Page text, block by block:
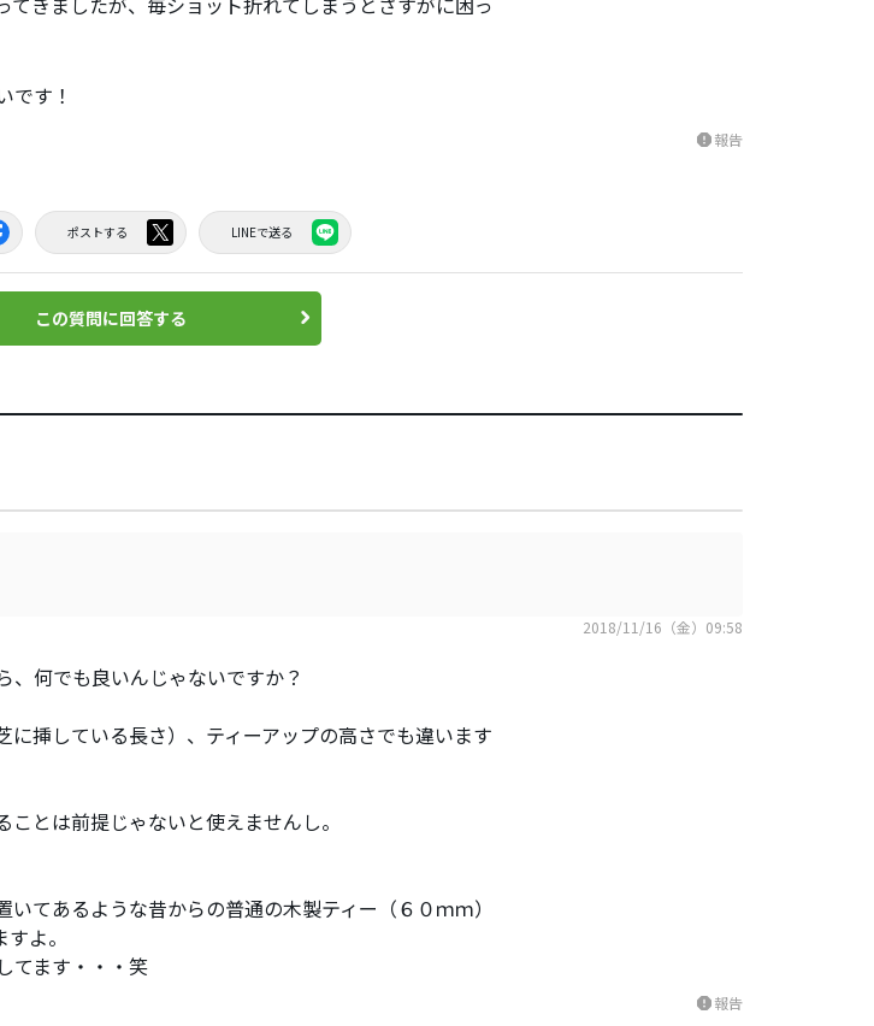
です！
report報告
ポストする LINEで送る
この質問に回答する
2018/11/16（金）09:58
、何でも良いんじゃないですか？
に挿している長さ）、ティーアップの高さでも違います
とは前提じゃないと使えませんし。
てあるような昔からの普通の木製ティー（６０ｍｍ）
よ。
てます・・・笑
report報告